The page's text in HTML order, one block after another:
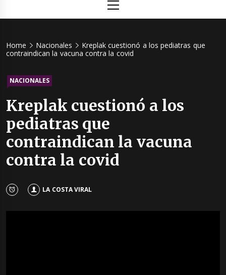
Menu
Home Nacionales
Kreplak cuestionó a los pediatras que
contraindican la vacuna contra la covid
NACIONALES
Kreplak cuestionó a los
pediatras que
contraindican la vacuna
contra la covid
LA COSTA VIRAL